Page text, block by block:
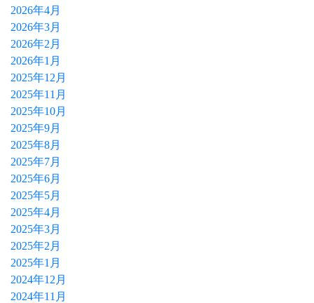
2026年4月
2026年3月
2026年2月
2026年1月
2025年12月
2025年11月
2025年10月
2025年9月
2025年8月
2025年7月
2025年6月
2025年5月
2025年4月
2025年3月
2025年2月
2025年1月
2024年12月
2024年11月